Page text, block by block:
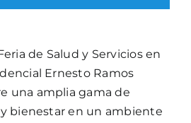
de Salud y Servicios en
Ernesto Ramos
una amplia gama de
bienestar en un ambiente